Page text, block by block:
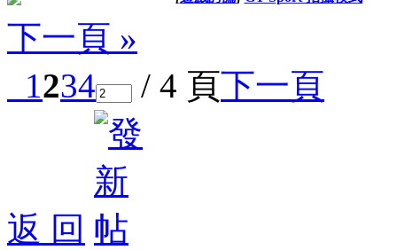
下一頁 »
1234 / 4 頁下一頁
返 回